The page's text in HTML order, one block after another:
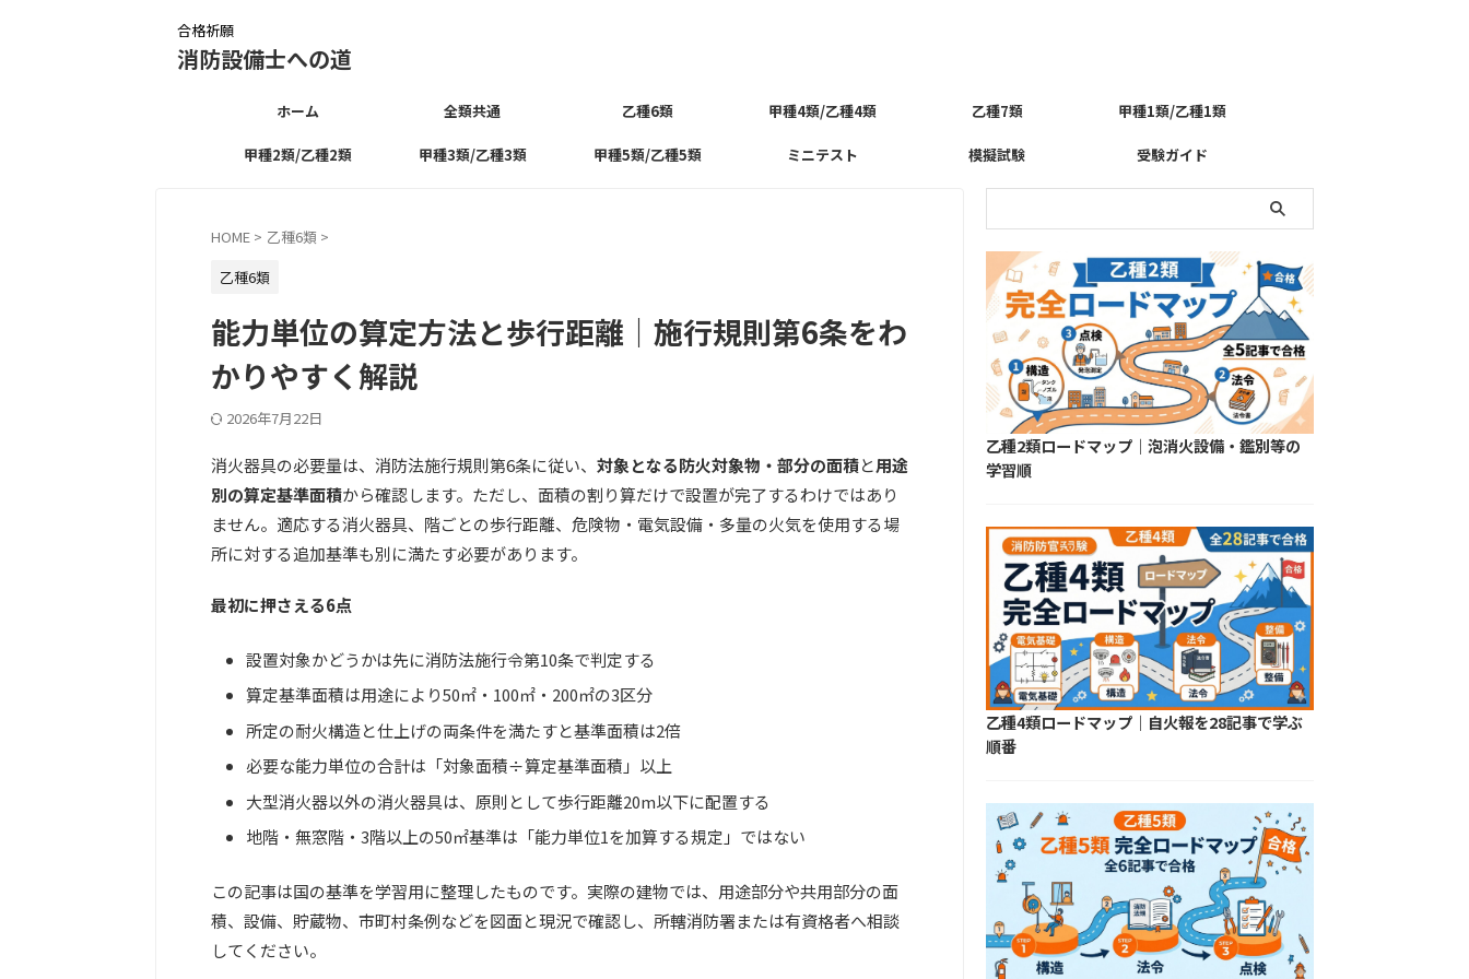
合格祈願
消防設備士への道
ホーム 全類共通 乙種6類 甲種4類/乙種4類 乙種7類 甲種1類/乙種1類
甲種2類/乙種2類 甲種3類/乙種3類 甲種5類/乙種5類 ミニテスト 模擬試験 受験ガイド
HOME > 乙種6類 >
乙種6類
能力単位の算定方法と歩行距離｜施行規則第6条をわ
かりやすく解説
2026年7月22日
消火器具の必要量は、消防法施行規則第6条に従い、 対象となる防火対象物・部分の面積と用途
別の算定基準面積から確認します。ただし、面積の割り算だけで設置が完了するわけではあり
ません。適応する消火器具、階ごとの歩行距離、危険物・電気設備・多量の火気を使用する場
所に対する追加基準も別に満たす必要があります。
最初に押さえる6点
設置対象かどうかは先に消防法施行令第10条で判定する
算定基準面積は用途により50㎡・100㎡・200㎡の3区分
所定の耐火構造と仕上げの両条件を満たすと基準面積は2倍
必要な能力単位の合計は「対象面積÷算定基準面積」以上
大型消火器以外の消火器具は、原則として歩行距離20m以下に配置する
地階・無窓階・3階以上の50㎡基準は「能力単位1を加算する規定」ではない
この記事は国の基準を学習用に整理したものです。実際の建物では、用途部分や共用部分の面
積、設備、貯蔵物、市町村条例などを図面と現況で確認し、所轄消防署または有資格者へ相談
してください。
乙種2類ロードマップ｜泡消火設備・鑑別等の
学習順
乙種4類ロードマップ｜自火報を28記事で学ぶ
順番